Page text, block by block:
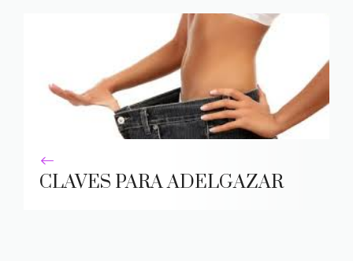
CLAVES PARA ADELGAZAR